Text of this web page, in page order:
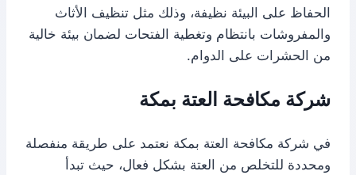
الحفاظ على البيئة نظيفة، وذلك مثل تنظيف الأثاث
والمفروشات بانتظام وتغطية الفتحات لضمان بيئة خالية
من الحشرات على الدوام.
شركة مكافحة العتة بمكة
في شركة مكافحة العتة بمكة نعتمد على طريقة منفصلة
ومحددة للتخلص من العتة بشكل فعال، حيث تبدأ